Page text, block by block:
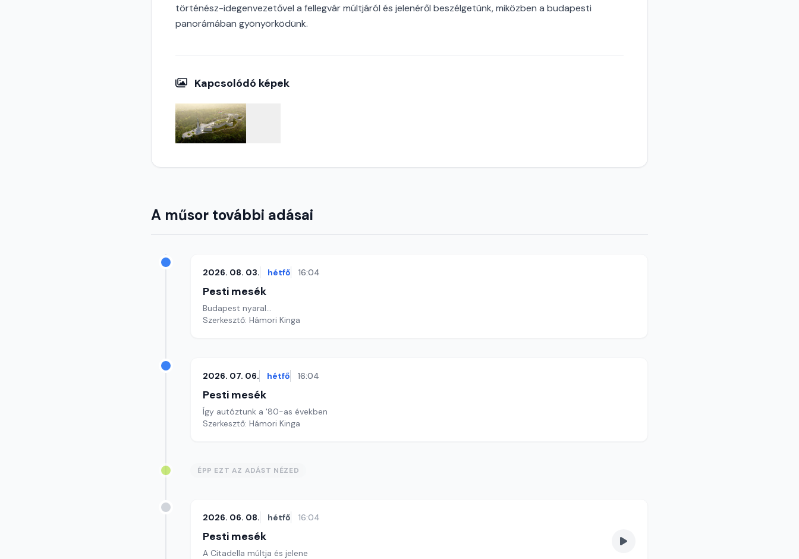
történész-idegenvezetővel a fellegvár múltjáról és jelenéről beszélgetünk, miközben a budapesti
panorámában gyönyörködünk.
Kapcsolódó képek
A műsor további adásai
2026. 08. 03. hétfő 16:04
Pesti mesék
Budapest nyaral...
Szerkesztő: Hámori Kinga
2026. 07. 06. hétfő 16:04
Pesti mesék
Így autóztunk a '80-as években
Szerkesztő: Hámori Kinga
ÉPP EZT AZ ADÁST NÉZED
2026. 06. 08. hétfő 16:04
Pesti mesék
A Citadella múltja és jelene